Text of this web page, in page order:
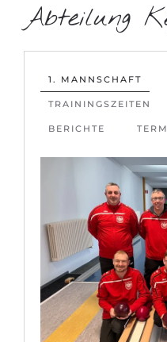
Abteilung
1. MANNSCHAFT
TRAININGSZEITEN
BERICHTE